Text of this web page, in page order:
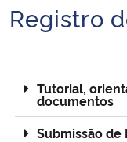
Ministério da Infraestrutura
Ministério da Educação
Início do conteúdo
Registro
Tutorial,
documentos
Submissão de